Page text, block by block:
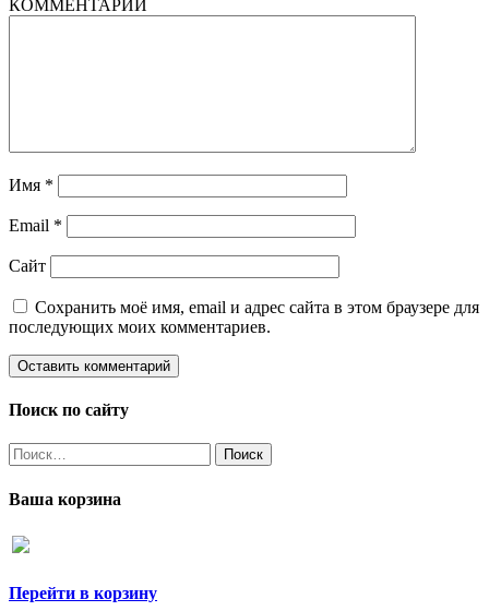
КОММЕНТАРИЙ
Имя *
Email *
Сайт
Сохранить моё имя, email и адрес сайта в этом браузере для
последующих моих комментариев.
Поиск по сайту
Найти:
Ваша корзина
Перейти в корзину